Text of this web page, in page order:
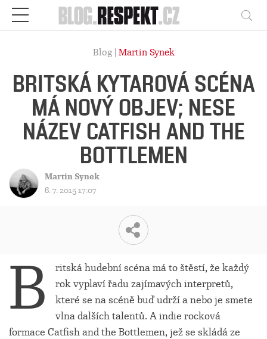
Respekt
Blog | Martin Synek
BRITSKÁ KYTAROVÁ SCÉNA
MÁ NOVÝ OBJEV; NESE
NÁZEV CATFISH AND THE
BOTTLEMEN
Martin Synek
6. 7. 2015 17:07
B
ritská hudební scéna má to štěstí, že každý
rok vyplaví řadu zajímavých interpretů,
které se na scéně buď udrží a nebo je smete
vlna dalších talentů. A indie rocková
formace Catfish and the Bottlemen, jež se skládá ze